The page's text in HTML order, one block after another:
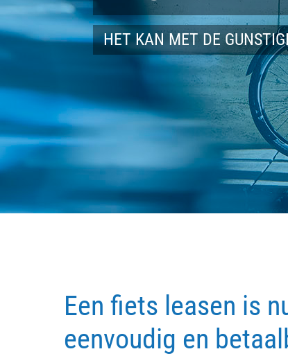
HET KAN MET DE
Een fiets leasen is
eenvoudig en